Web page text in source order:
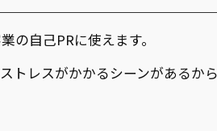
の自己PRに使えます。
トレスがかかるシーンがあるか